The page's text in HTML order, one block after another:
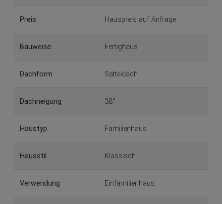
Preis Hauspreis auf Anfrage
Bauweise Fertighaus
Dachform Satteldach
Dachneigung 38°
Haustyp Familienhaus
Hausstil Klassisch
Verwendung Einfamilienhaus